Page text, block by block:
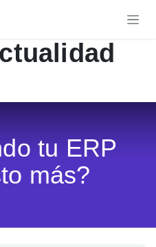
tu ERP
más?